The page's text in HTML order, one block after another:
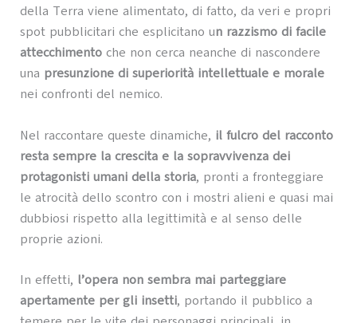
della Terra viene alimentato, di fatto, da veri e propri
spot pubblicitari che esplicitano un razzismo di facile
attecchimentoche non cerca neanche di nascondere
una presunzione di superiorità intellettuale e morale
nei confronti del nemico.
Nel raccontare queste dinamiche, il fulcro del racconto
resta sempre la crescita e la sopravvivenza dei
protagonisti umani della storia, pronti a fronteggiare
le atrocità dello scontro con i mostri alieni e quasi mai
dubbiosi rispetto alla legittimità e al senso delle
proprie azioni.
In effetti, l’opera non sembra mai parteggiare
apertamente per gli insetti, portando il pubblico a